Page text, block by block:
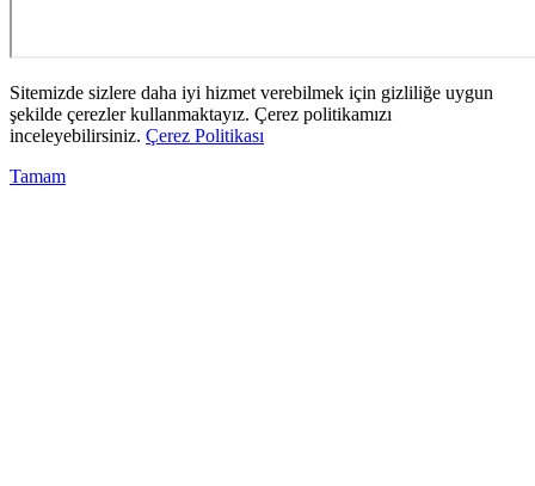
Sitemizde sizlere daha iyi hizmet verebilmek için gizliliğe uygun
şekilde çerezler kullanmaktayız. Çerez politikamızı
inceleyebilirsiniz. Çerez Politikası
Tamam